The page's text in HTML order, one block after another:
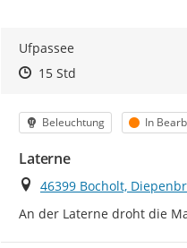
Ufpassee
Zeitpunkt des Erstellens
Zeitpunkt des Erstellens
15 StdZur Äußerung
Kategorie
Beleuchtung Status
In
Laterne
Ort
46399 Bocholt,
An der Laterne droht die